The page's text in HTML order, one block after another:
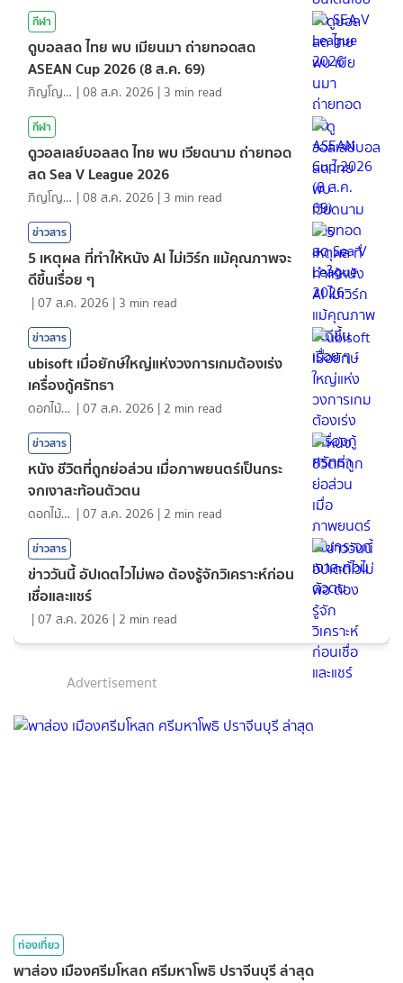
กีฬา
ดูบอลสด ไทย พบ เมียนมา ถ่ายทอดสด
ASEAN Cup 2026 (8 ส.ค. 69)
ภิญโญ ส่องแสง |08 ส.ค. 2026 | 3 min read
กีฬา
ดูวอลเลย์บอลสด ไทย พบ เวียดนาม ถ่ายทอด
สด Sea V League 2026
ภิญโญ ส่องแสง |08 ส.ค. 2026 | 3 min read
ข่าวสาร
5 เหตุผล ที่ทำให้หนัง AI ไม่เวิร์ก แม้คุณภาพจะ
ดีขึ้นเรื่อย ๆ
|07 ส.ค. 2026 | 3 min read
ข่าวสาร
ubisoft เมื่อยักษ์ใหญ่แห่งวงการเกมต้องเร่ง
เครื่องกู้ศรัทธา
ดอกไม้กับสายน้ำ |07 ส.ค. 2026 | 2 min read
ข่าวสาร
หนัง ชีวิตที่ถูกย่อส่วน เมื่อภาพยนตร์เป็นกระ
จกเงาสะท้อนตัวตน
ดอกไม้กับสายน้ำ |07 ส.ค. 2026 | 2 min read
ข่าวสาร
ข่าววันนี้ อัปเดตไวไม่พอ ต้องรู้จักวิเคราะห์ก่อน
เชื่อและแชร์
|07 ส.ค. 2026 | 2 min read
Advertisement
ท่องเที่ยว
พาส่อง เมืองศรีมโหสถ ศรีมหาโพธิ ปราจีนบุรี ล่าสุด